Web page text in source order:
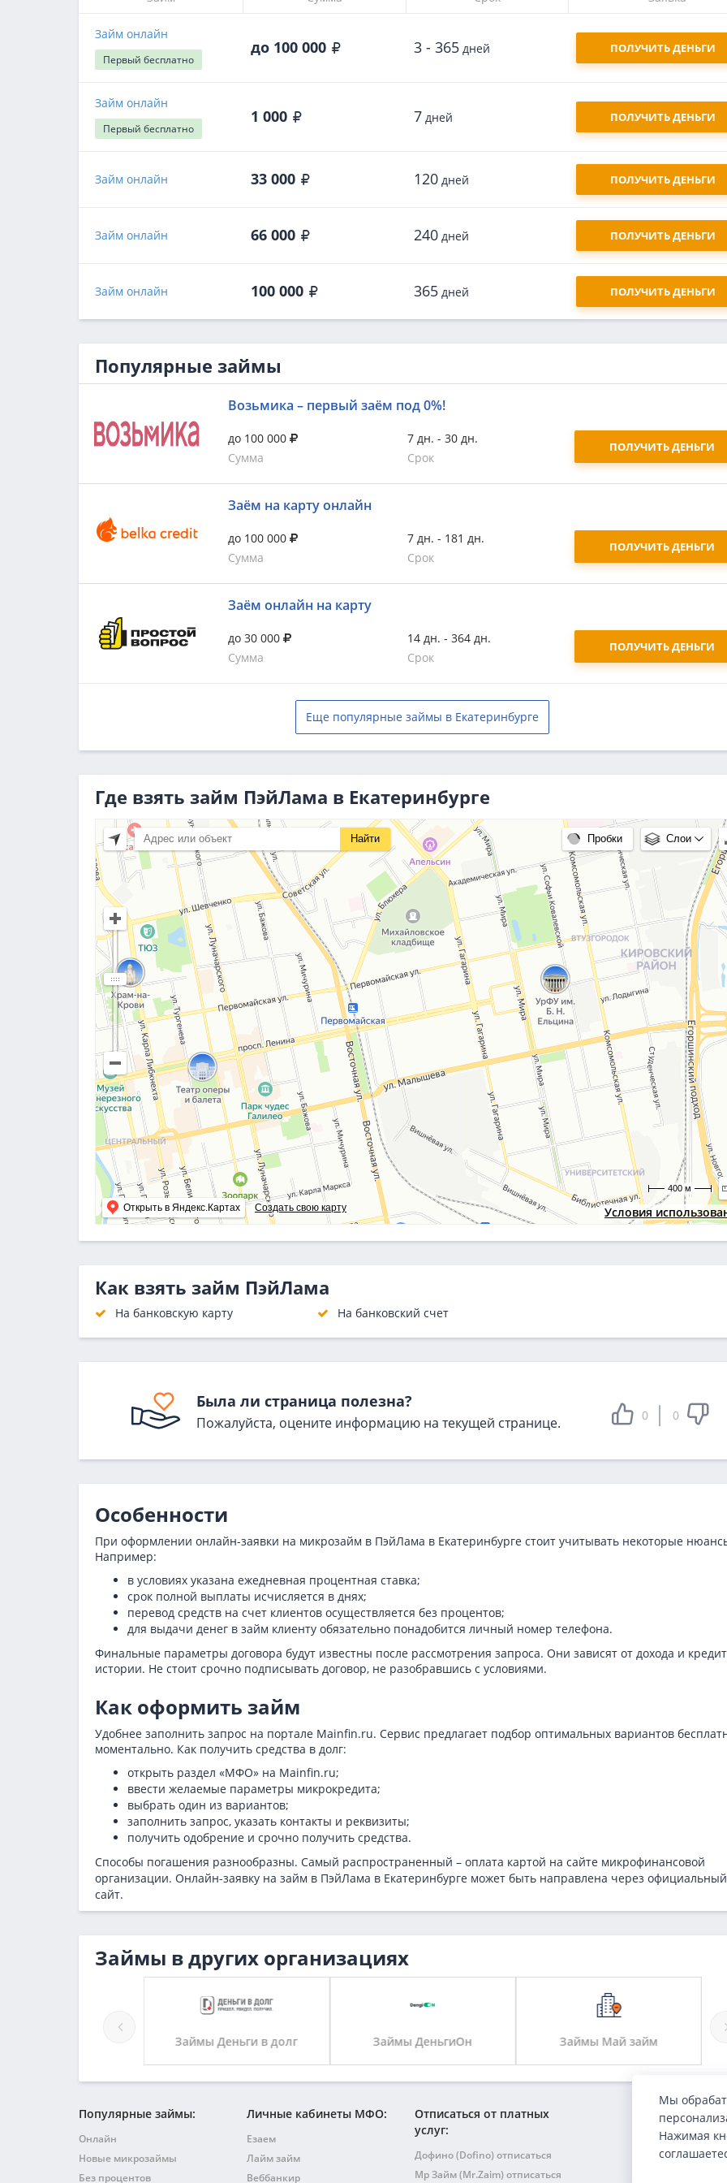
Займ онлайн
Первый бесплатно
до 100 000 3 - 365 дней ПОЛУЧИТЬ ДЕНЬГИ
Займ онлайн
Первый бесплатно
1 000 7 дней ПОЛУЧИТЬ ДЕНЬГИ
Займ онлайн 33 000 120 дней ПОЛУЧИТЬ ДЕНЬГИ
Займ онлайн 66 000 240 дней ПОЛУЧИТЬ ДЕНЬГИ
Займ онлайн 100 000 365 дней ПОЛУЧИТЬ ДЕНЬГИ
Популярные займы
Возьмика – первый заём под 0%!
до 100 000
Сумма
7 дн. - 30 дн.
Срок
ПОЛУЧИТЬ ДЕНЬГИ
Заём на карту онлайн
до 100 000
Сумма
7 дн. - 181 дн.
Срок
ПОЛУЧИТЬ ДЕНЬГИ
Заём онлайн на карту
до 30 000
Сумма
14 дн. - 364 дн.
Срок
ПОЛУЧИТЬ ДЕНЬГИ
Еще популярные займы в Екатеринбурге
Где взять займ ПэйЛама в Екатеринбурге
Условия
Открыть в Яндекс.Картах Создать свою карту
Найти Пробки Слои
400 м
Как взять займ ПэйЛама
На банковскую карту На банковский счет
Была ли страница полезна?
Пожалуйста, оцените информацию на текущей странице. 0 0
Особенности
При оформлении онлайн-заявки на микрозайм в ПэйЛама в Екатеринбурге стоит учитывать некоторые
Например:
в условиях указана ежедневная процентная ставка;
срок полной выплаты исчисляется в днях;
перевод средств на счет клиентов осуществляется без процентов;
для выдачи денег в займ клиенту обязательно понадобится личный номер телефона.
Финальные параметры договора будут известны после рассмотрения запроса. Они зависят от дохода и
истории. Не стоит срочно подписывать договор, не разобравшись с условиями.
Как оформить займ
Удобнее заполнить запрос на портале Mainfin.ru. Сервис предлагает подбор оптимальных вариантов
моментально. Как получить средства в долг:
открыть раздел «МФО» на Mainfin.ru;
ввести желаемые параметры микрокредита;
выбрать один из вариантов;
заполнить запрос, указать контакты и реквизиты;
получить одобрение и срочно получить средства.
Способы погашения разнообразны. Самый распространенный – оплата картой на сайте микрофинансовой
организации. Онлайн-заявку на займ в ПэйЛама в Екатеринбурге может быть направлена через официальный
сайт.
Займы в других организациях
Займы Деньги в долг Займы ДеньгиОн Займы Май займ
Популярные займы:
Онлайн
Новые микрозаймы
Без процентов
Личные кабинеты МФО:
Езаем
Лайм займ
Веббанкир
Отписаться от платных
услуг:
Дофино (Dofino) отписаться
Мр Займ (Mr.Zaim) отписаться
Мы
Нажимая